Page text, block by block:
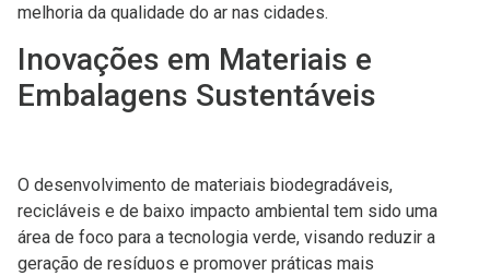
melhoria da qualidade do ar nas cidades.
Inovações em Materiais e
Embalagens Sustentáveis
O desenvolvimento de materiais biodegradáveis,
recicláveis e de baixo impacto ambiental tem sido uma
área de foco para a tecnologia verde, visando reduzir a
geração de resíduos e promover práticas mais